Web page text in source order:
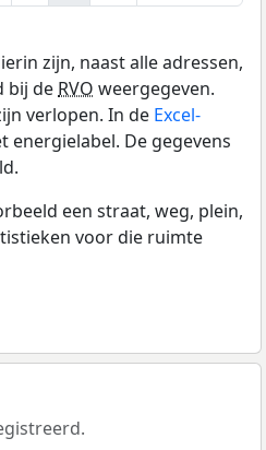
zijn, naast alle adressen,
bij de RVO weergegeven.
verlopen. In de Excel-
energielabel. De gegevens
een straat, weg, plein,
voor die ruimte